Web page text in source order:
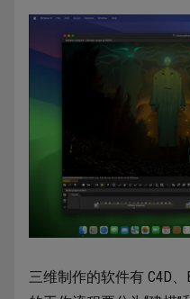
三维制作的软件有 C4D、